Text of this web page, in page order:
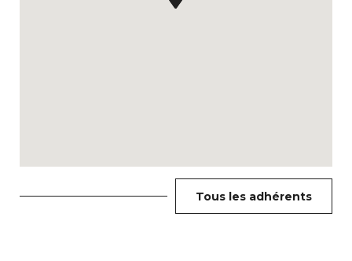
Tous les adhérents